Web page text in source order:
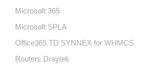
Microsoft 365
Microsoft SPLA
Office365 TD SYNNEX for WHMCS
Routers Draytek